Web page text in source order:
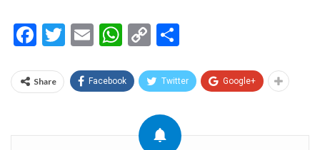
Facebook
Twitter
EmailWhatsApp
Copy
Share Facebook Twitter Google+